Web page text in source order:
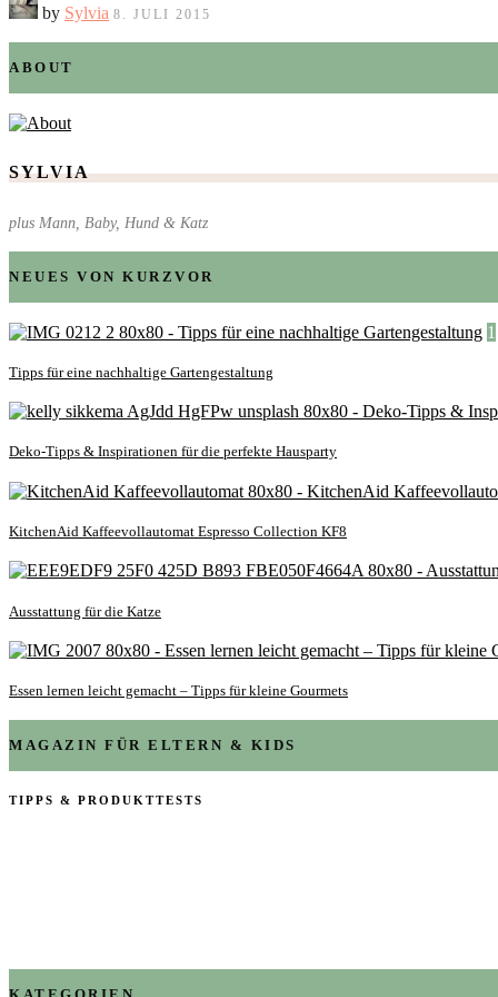
by Sylvia 8. JULI 2015
ABOUT
SYLVIA
plus Mann, Baby, Hund & Katz
NEUES VON KURZVOR
1
Tipps für eine nachhaltige Gartengestaltung
Deko-Tipps & Inspirationen für die perfekte Hausparty
KitchenAid Kaffeevollautomat Espresso Collection KF8
Ausstattung für die Katze
Essen lernen leicht gemacht – Tipps für kleine Gourmets
MAGAZIN FÜR ELTERN & KIDS
TIPPS & PRODUKTTESTS